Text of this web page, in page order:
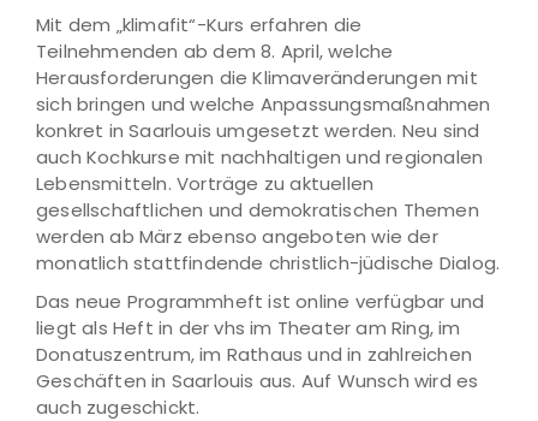
Mit dem „klimafit“-Kurs erfahren die
Teilnehmenden ab dem 8. April, welche
Herausforderungen die Klimaveränderungen mit
sich bringen und welche Anpassungsmaßnahmen
konkret in Saarlouis umgesetzt werden. Neu sind
auch Kochkurse mit nachhaltigen und regionalen
Lebensmitteln. Vorträge zu aktuellen
gesellschaftlichen und demokratischen Themen
werden ab März ebenso angeboten wie der
monatlich stattfindende christlich-jüdische Dialog.
Das neue Programmheft ist online verfügbar und
liegt als Heft in der vhs im Theater am Ring, im
Donatuszentrum, im Rathaus und in zahlreichen
Geschäften in Saarlouis aus. Auf Wunsch wird es
auch zugeschickt.